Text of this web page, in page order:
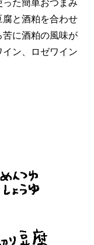
た簡単おつまみ
腐と酒粕を合わせ
に酒粕の風味が
ン、ロゼワイン